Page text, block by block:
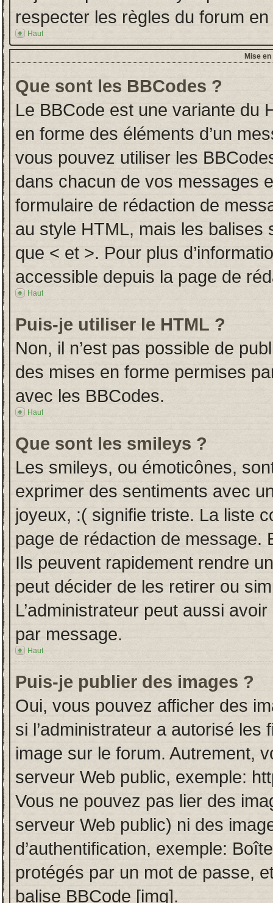
respecter les règles du forum
Haut
Mise
Que sont les BBCodes ?
Le BBCode est une variante du
en forme des éléments d’un
vous pouvez utiliser les
dans chacun de vos messages
formulaire de rédaction de
au style HTML, mais les
que < et >. Pour plus
accessible depuis la page de
Haut
Puis-je utiliser le HTML ?
Non, il n’est pas possible de
des mises en forme permises
avec les BBCodes.
Haut
Que sont les smileys ?
Les smileys, ou émoticônes,
exprimer des sentiments avec
joyeux, :( signifie triste. La liste
page de rédaction de message.
Ils peuvent rapidement rendre
peut décider de les retirer ou
L’administrateur peut aussi
par message.
Haut
Puis-je publier des images ?
Oui, vous pouvez afficher des
si l’administrateur a autorisé
image sur le forum. Autrement,
serveur Web public, exemple:
Vous ne pouvez pas lier des
serveur Web public) ni des
d’authentification, exemple:
protégés par un mot de passe,
balise BBCode [img].